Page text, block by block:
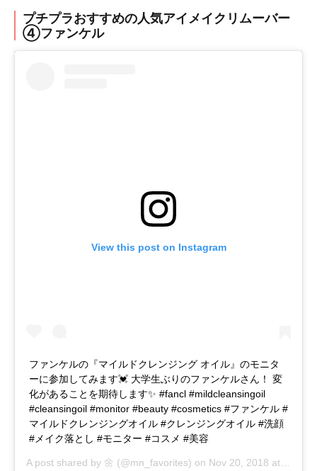
プチプラおすすめの人気アイメイクリムーバー
④ファンケル
View this post on Instagram
ファンケルの『マイルドクレンジング オイル』のモニタ
ーに参加してみます💓 大学生ぶりのファンケルさん！ 変
化があることを期待します✨ #fancl #mildcleansingoil
#cleansingoil #monitor #beauty #cosmetics #ファンケル #
マイルドクレンジングオイル #クレンジングオイル #洗顔
#メイク落とし #モニター #コスメ #美容
A post shared by 🌼 (@mn_favorites) on Nov 20, 2018 at 2:01am PST